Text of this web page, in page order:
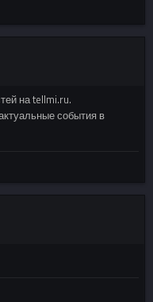
на tellmi.ru.
события в